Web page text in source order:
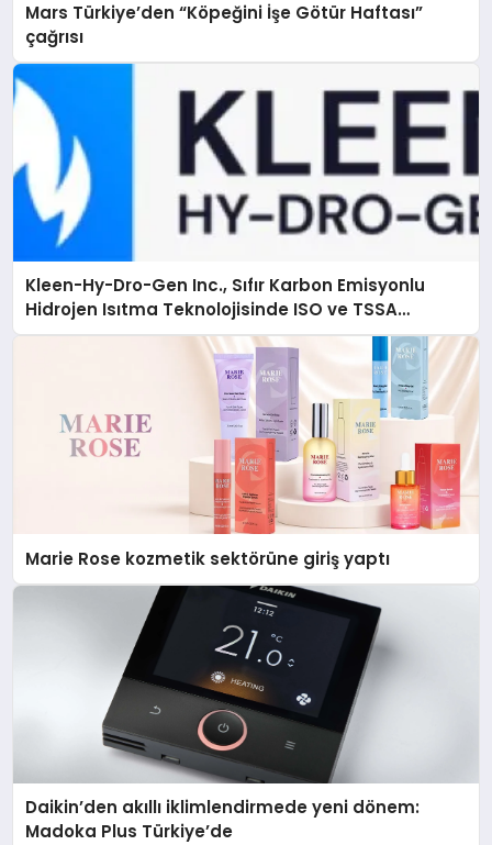
Mars Türkiye’den “Köpeğini İşe Götür Haftası”
çağrısı
Kleen-Hy-Dro-Gen Inc., Sıfır Karbon Emisyonlu
Hidrojen Isıtma Teknolojisinde ISO ve TSSA
Düzenleyici Onaylarını Aldı
Marie Rose kozmetik sektörüne giriş yaptı
Daikin’den akıllı iklimlendirmede yeni dönem:
Madoka Plus Türkiye’de